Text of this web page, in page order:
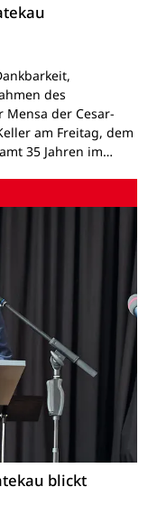
des
der Cesar-
am Freitag, dem
35 Jahren im…
blickt